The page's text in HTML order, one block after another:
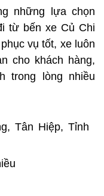
những lựa chọn
từ bến xe Củ Chi
vụ tốt, xe luôn
cho khách hàng,
trong lòng nhiều
Tân Hiệp, Tỉnh